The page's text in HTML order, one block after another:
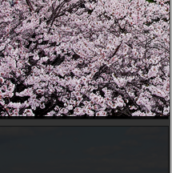
청정한 도시, 순천 구석구석